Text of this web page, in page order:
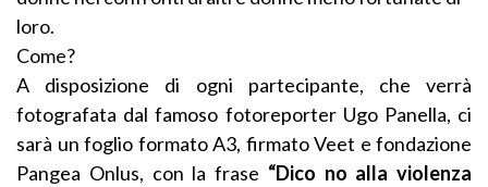
loro.
Come?
A disposizione di ogni partecipante, che verrà
fotografata dal famoso fotoreporter Ugo Panella, ci
sarà un foglio formato A3, firmato Veet e fondazione
Pangea Onlus, con la frase “Dico no alla violenza